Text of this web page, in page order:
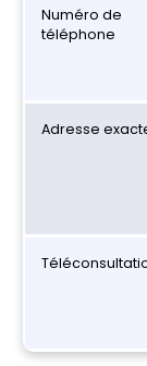
Numéro de
téléphone
Adresse